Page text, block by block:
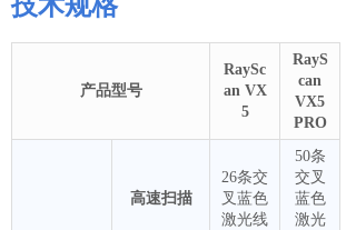
产品型号
RaySc
an VX
5
RayS
can
VX5
PRO
高速扫描
26条交
叉蓝色
激光线
50条
交叉
蓝色
激光